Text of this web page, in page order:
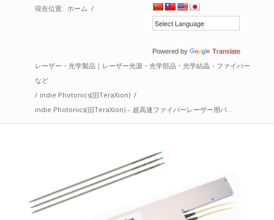
Powered by Translate
現在位置: ホーム /
レーザー・光学製品｜レーザー光源・光学部品・光学結晶・ファイバー
など
/ indie Photonics(旧TeraXion) /
indie Photonics(旧TeraXion) – 超高速ファイバーレーザー用パ...